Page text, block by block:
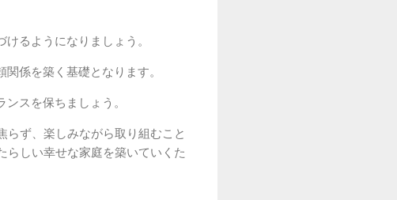
るようになりましょう。
係を築く基礎となります。
スを保ちましょう。
ず、楽しみながら取り組むこと
らしい幸せな家庭を築いていくた